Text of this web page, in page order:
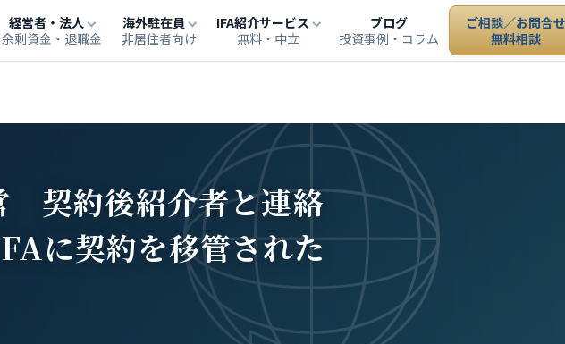
経営者・法人
余剰資金・退職金
海外駐在員
非居住者向け
IFA紹介サービス
無料・中立
ブログ
投資事例・コラム
ご相談／お問合
無料相談
契約後紹介者と連絡
に契約を移管された